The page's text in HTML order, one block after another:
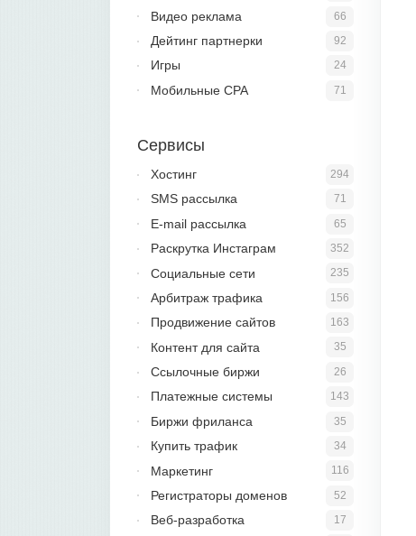
66
Видео реклама
92
Дейтинг партнерки
24
Игры
71
Мобильные CPA
Сервисы
294
Хостинг
71
SMS рассылка
65
E-mail рассылка
352
Раскрутка Инстаграм
235
Социальные сети
156
Арбитраж трафика
163
Продвижение сайтов
35
Контент для сайта
26
Ссылочные биржи
143
Платежные системы
35
Биржи фриланса
34
Купить трафик
116
Маркетинг
52
Регистраторы доменов
17
Веб-разработка